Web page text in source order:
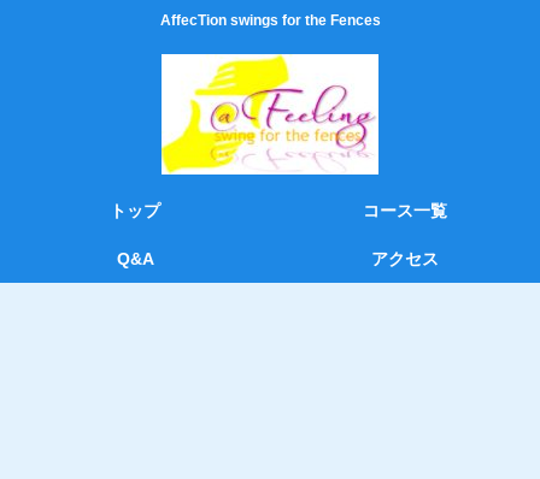
AffecTion swings for the Fences
トップ コース一覧
Q&A アクセス